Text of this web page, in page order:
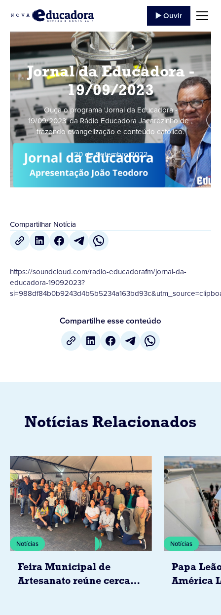
▶️ Ouvir
Jornal da Educadora -
19/09/2023
Ouça o programa 'Jornal da Educadora -
19/09/2023' da Rádio Educadora Jacarezinho de ,
trazendo evangelização e conteúdo católico.
20 de Setembro,2023
Compartilhar Notícia
https://soundcloud.com/radio-educadorafm/jornal-da-
educadora-19092023?
Compartilhe esse conteúdo
Notícias Relacionados
Notícias
Feira Municipal de
Artesanato reúne cerca
Notícias
Papa
América